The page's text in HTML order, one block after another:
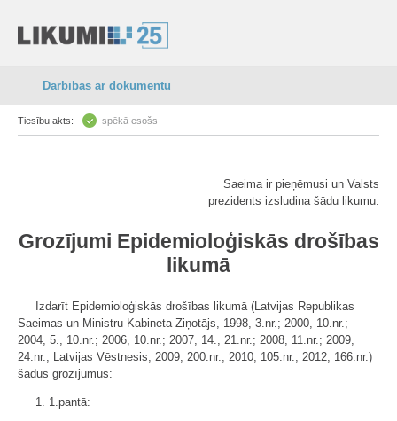
Darbības ar dokumentu
Tiesību akts: spēkā esošs
Saeima ir pieņēmusi un Valsts
prezidents izsludina šādu likumu:
Grozījumi Epidemioloģiskās drošības
likumā
Izdarīt Epidemioloģiskās drošības likumā (Latvijas Republikas
Saeimas un Ministru Kabineta Ziņotājs, 1998, 3.nr.; 2000, 10.nr.;
2004, 5., 10.nr.; 2006, 10.nr.; 2007, 14., 21.nr.; 2008, 11.nr.; 2009,
24.nr.; Latvijas Vēstnesis, 2009, 200.nr.; 2010, 105.nr.; 2012, 166.nr.)
šādus grozījumus:
1. 1.pantā: